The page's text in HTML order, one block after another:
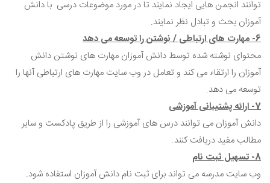
توانند انجمن هایی ایجاد نمایند تا در مورد موضوعات درسی با دانش
آموزان بحث و تبادل نظر نمایند.
6- مهارت های ارتباطی / نوشتن را توسعه می دهد
محتوای نوشته شده توسط دانش آموزان مهارت های نوشتن دانش
آموزان را ارتقاء می کند و تعامل در وب سایت مهارت های ارتباطی آنها را
توسعه می دهد.
7- ارائه پشتیبانی آموزشی
دانش آموزان می توانند درس های آموزشی را از طریق پادکست و سایر
مطالب مفید دریافت کنند.
8- تسهیل ثبت نام
وب سایت مدرسه می تواند برای ثبت نام دانش آموزان استفاده شود.